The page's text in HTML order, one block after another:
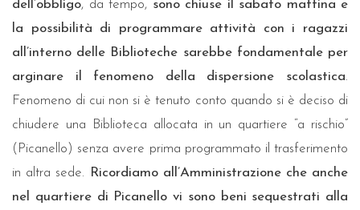
dell’obbligo, da tempo, sono chiuse il sabato mattina e
la possibilità di programmare attività con i ragazzi
all’interno delle Biblioteche sarebbe fondamentale per
arginare il fenomeno della dispersione scolastica.
Fenomeno di cui non si è tenuto conto quando si è deciso di
chiudere una Biblioteca allocata in un quartiere “a rischio”
(Picanello) senza avere prima programmato il trasferimento
in altra sede.
Ricordiamo all’Amministrazione che anche
nel quartiere di Picanello vi sono beni sequestrati alla